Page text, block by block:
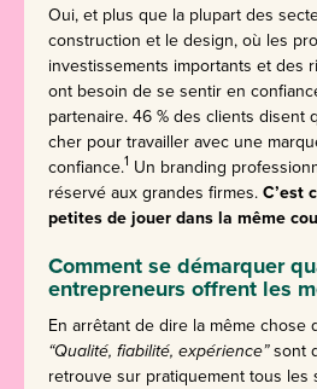
Oui, et plus que la plupart des
construction et le design, où les
investissements importants et des
ont besoin de se sentir en
partenaire. 46 % des clients disent
cher pour travailler avec une
confiance.1 Un branding
réservé aux grandes firmes. C’est
petites de jouer dans la même
Comment se démarquer
entrepreneurs offrent les
En arrêtant de dire la même chose
“Qualité, fiabilité, expérience”sont
retrouve sur pratiquement tous les